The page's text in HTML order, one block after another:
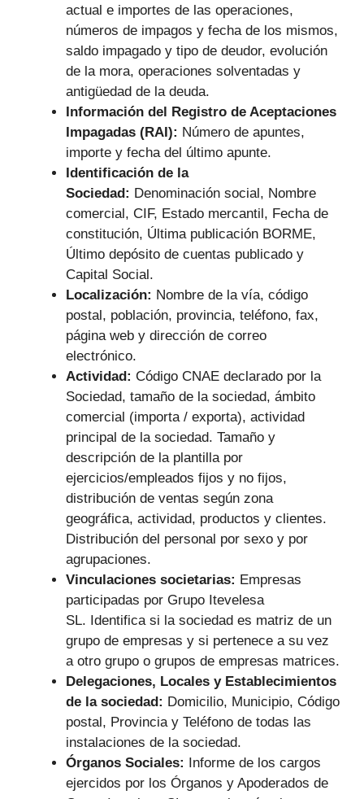
actual e importes de las operaciones,
números de impagos y fecha de los mismos,
saldo impagado y tipo de deudor, evolución
de la mora, operaciones solventadas y
antigüedad de la deuda.
Información del Registro de Aceptaciones
Impagadas (RAI): Número de apuntes,
importe y fecha del último apunte.
Identificación de la
Sociedad: Denominación social, Nombre
comercial, CIF, Estado mercantil, Fecha de
constitución, Última publicación BORME,
Último depósito de cuentas publicado y
Capital Social.
Localización: Nombre de la vía, código
postal, población, provincia, teléfono, fax,
página web y dirección de correo
electrónico.
Actividad: Código CNAE declarado por la
Sociedad, tamaño de la sociedad, ámbito
comercial (importa / exporta), actividad
principal de la sociedad. Tamaño y
descripción de la plantilla por
ejercicios/empleados fijos y no fijos,
distribución de ventas según zona
geográfica, actividad, productos y clientes.
Distribución del personal por sexo y por
agrupaciones.
Vinculaciones societarias: Empresas
participadas por Grupo Itevelesa
SL. Identifica si la sociedad es matriz de un
grupo de empresas y si pertenece a su vez
a otro grupo o grupos de empresas matrices.
Delegaciones, Locales y Establecimientos
de la sociedad: Domicilio, Municipio, Código
postal, Provincia y Teléfono de todas las
instalaciones de la sociedad.
Órganos Sociales: Informe de los cargos
ejercidos por los Órganos y Apoderados de